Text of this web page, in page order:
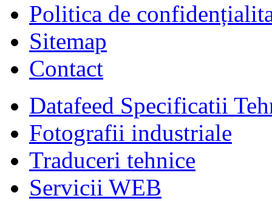
Politica de
Sitemap
Contact
Datafeed Specificatii
Fotografii industriale
Traduceri tehnice
Servicii WEB